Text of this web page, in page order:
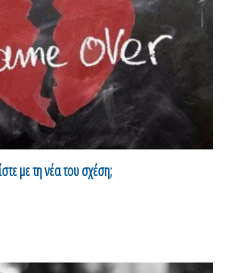
με τη νέα του σχέση;